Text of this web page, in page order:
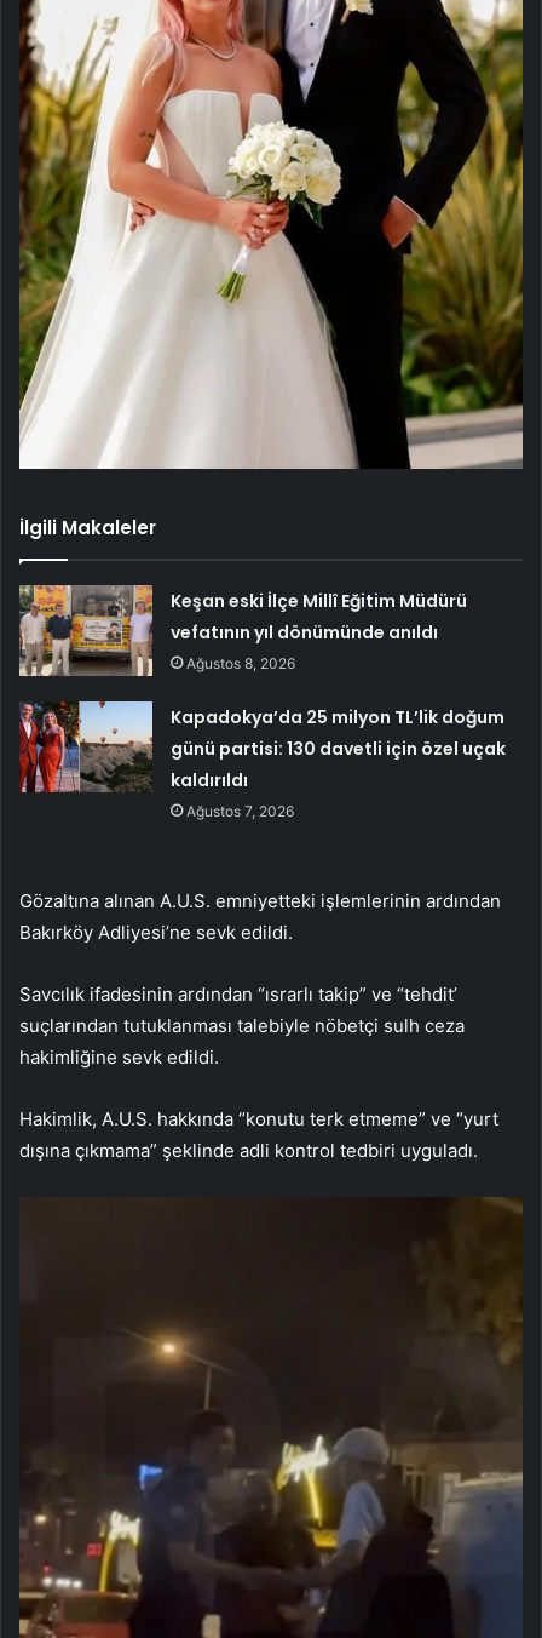
İlgili Makaleler
Keşan eski İlçe Millî Eğitim Müdürü
vefatının yıl dönümünde anıldı
Ağustos 8, 2026
Kapadokya’da 25 milyon TL’lik doğum
günü partisi: 130 davetli için özel uçak
kaldırıldı
Ağustos 7, 2026
Gözaltına alınan A.U.S. emniyetteki işlemlerinin ardından
Bakırköy Adliyesi’ne sevk edildi.
Savcılık ifadesinin ardından “ısrarlı takip” ve “tehdit’
suçlarından tutuklanması talebiyle nöbetçi sulh ceza
hakimliğine sevk edildi.
Hakimlik, A.U.S. hakkında “konutu terk etmeme” ve “yurt
dışına çıkmama” şeklinde adli kontrol tedbiri uyguladı.